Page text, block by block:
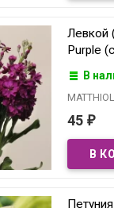
Левкой
Purple
В
45 ₽